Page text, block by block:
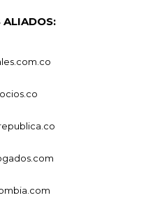
ALIADOS: